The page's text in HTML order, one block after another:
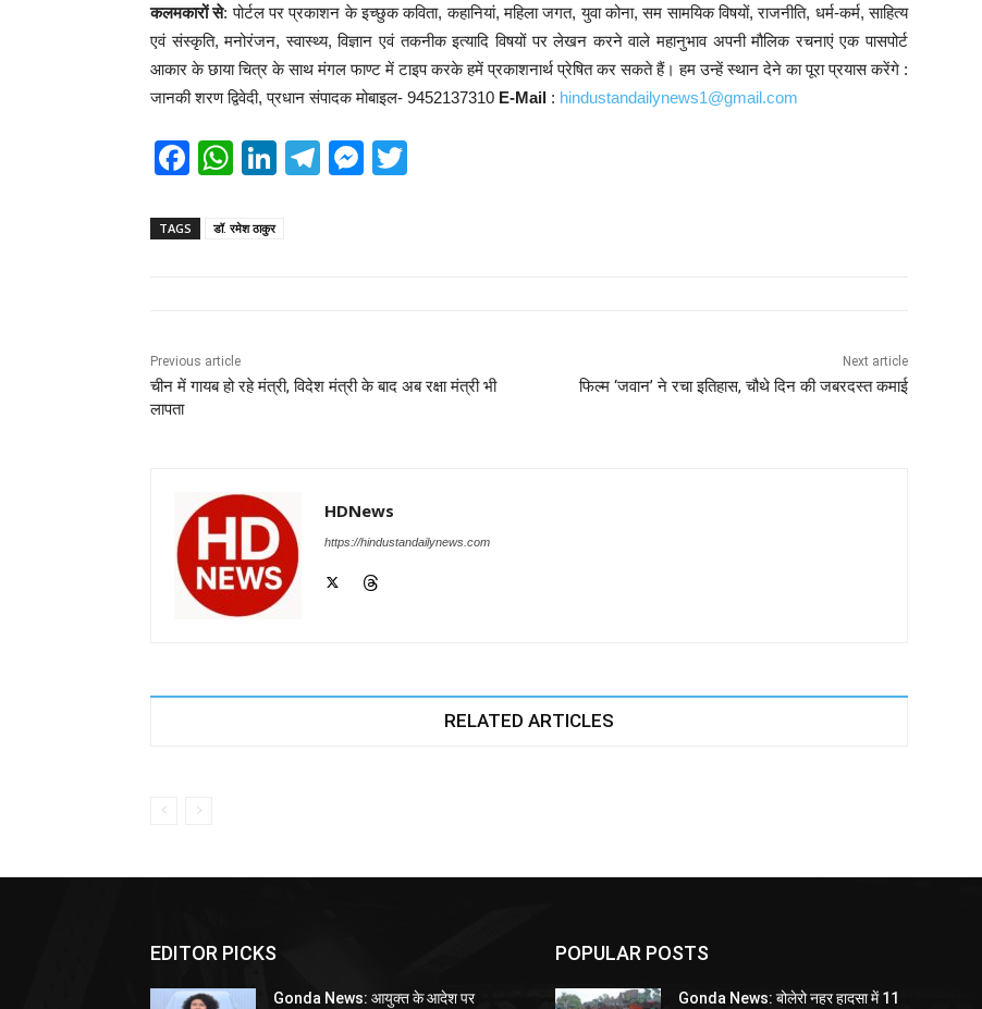
कलमकारों से: पोर्टल पर प्रकाशन के इच्छुक कविता, कहानियां, महिला जगत, युवा कोना, सम सामयिक विषयों, राजनीति, धर्म-कर्म, साहित्य
एवं संस्कृति, मनोरंजन, स्वास्थ्य, विज्ञान एवं तकनीक इत्यादि विषयों पर लेखन करने वाले महानुभाव अपनी मौलिक रचनाएं एक पासपोर्ट
आकार के छाया चित्र के साथ मंगल फाण्ट में टाइप करके हमें प्रकाशनार्थ प्रेषित कर सकते हैं। हम उन्हें स्थान देने का पूरा प्रयास करेंगे :
जानकी शरण द्विवेदी, प्रधान संपादक मोबाइल- 9452137310 E-Mail : hindustandailynews1@gmail.com
F
c
o
k
W
at
p
Li
T
M
er
TAGS डॉ. रमेश ठाकुर
Previous article
चीन में गायब हो रहे मंत्री, विदेश मंत्री के बाद अब रक्षा मंत्री भी
लापता
Next article
फिल्म ‘जवान’ ने रचा इतिहास, चौथे दिन की जबरदस्त कमाई
HDNews
https://hindustandailynews.com
RELATED ARTICLES
EDITOR PICKS
Gonda News: आयुक्त के आदेश पर
POPULAR POSTS
Gonda News: बोलेरो नहर हादसा में 11